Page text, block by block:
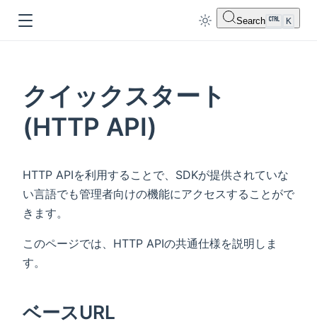
Search K
クイックスタート
(HTTP API)
HTTP APIを利用することで、SDKが提供されていな
い言語でも管理者向けの機能にアクセスすることがで
きます。
このページでは、HTTP APIの共通仕様を説明しま
す。
ベースURL